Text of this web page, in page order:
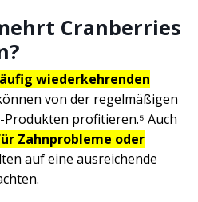
Cranberries
wiederkehrenden
von der regelmäßigen
profitieren.⁵ Auch
Zahnprobleme oder
auf eine ausreichende